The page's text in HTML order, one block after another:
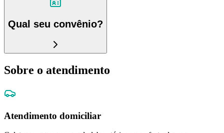
Qual seu convênio?
Sobre o atendimento
Atendimento domiciliar